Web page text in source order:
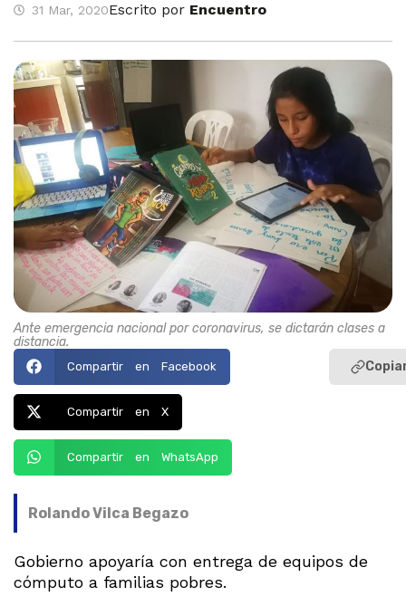
31 Mar, 2020Escrito por Encuentro
Ante emergencia nacional por coronavirus, se dictarán clases a
distancia.
Compartir en Facebook
Compartir en X
Compartir en WhatsApp
Rolando Vilca Begazo
Gobierno apoyaría con entrega de equipos de
cómputo a familias pobres.